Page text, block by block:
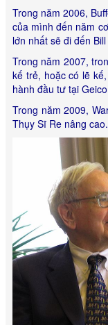
Trong năm 2006,
của mình đến năm
lớn nhất sẽ đi đến
Trong năm 2007,
kế trẻ, hoặc có lẽ
hành đầu tư tại
Trong năm 2009,
Thụy Sĩ Re nâng